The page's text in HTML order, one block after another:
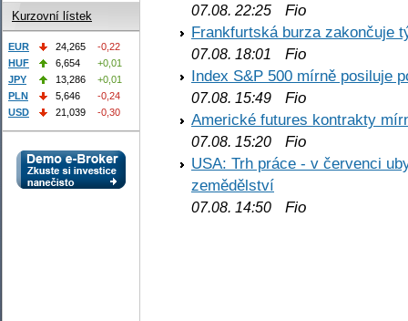
07.08. 22:25 Fio
Frankfurtská burza zakončuje
07.08. 18:01
Fio
Index S&P 500 mírně posiluje
07.08. 15:49 Fio
Americké futures kontrakty
07.08. 15:20 Fio
USA: Trh práce - v červenci
zemědělství
07.08. 14:50 Fio
Kurzovní lístek
EUR 24,265
-0,22
HUF
6,654
+0,01
JPY
13,286
+0,01
PLN
5,646
-0,24
USD
21,039 -0,30